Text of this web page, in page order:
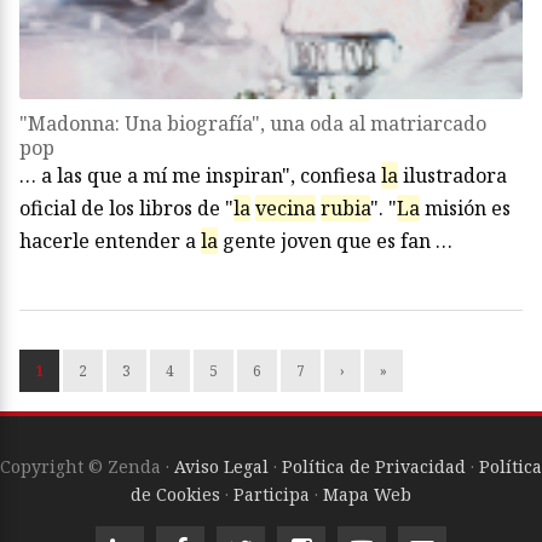
"Madonna: Una biografía", una oda al matriarcado
pop
… a las que a mí me inspiran", confiesalailustradora
oficial de los libros de "lavecinarubia". "Lamisión es
hacerle entender ala gente joven que es fan …
1 2 3 4 5 6 7 › »
Copyright © Zenda · Aviso Legal · Política de Privacidad · Política
de Cookies · Participa · Mapa Web